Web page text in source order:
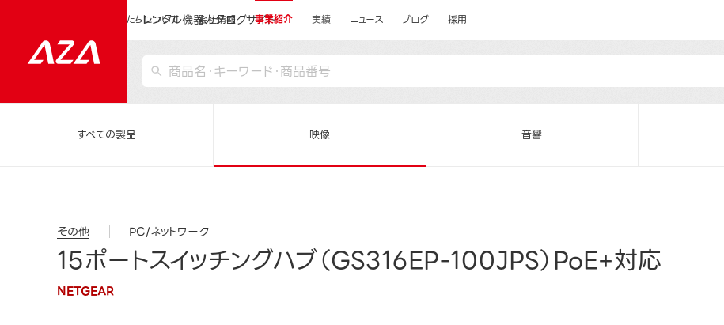
レンタル機器カタログサイト
私たちについて 会社情報 事業紹介 実績 ニュース ブログ 採用
すべての製品 映像 音響
その他 PC/ネットワーク
15ポートスイッチングハブ（GS316EP-100JPS）PoE+対応
NETGEAR